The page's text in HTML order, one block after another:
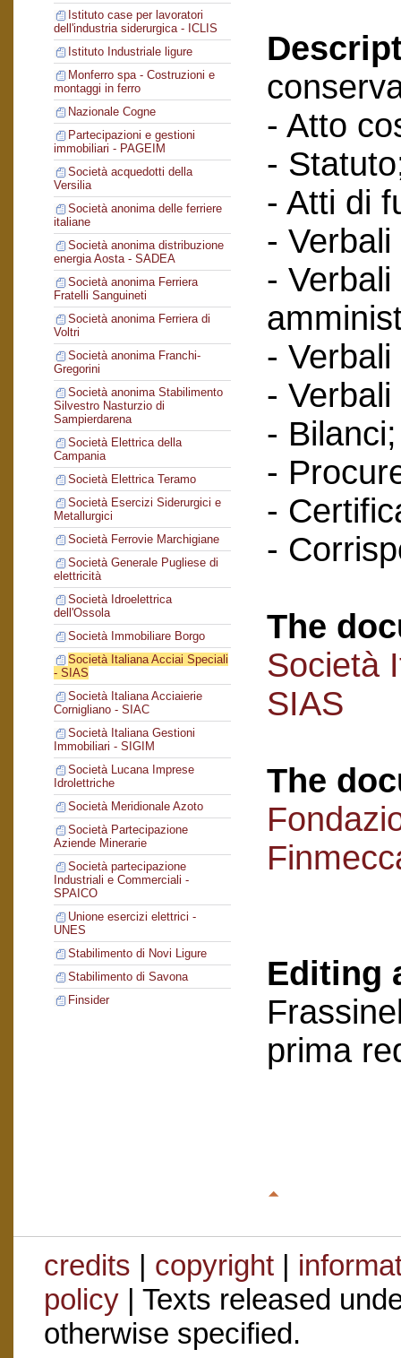
Istituto case per lavoratori
dell'industria siderurgica - ICLIS
Istituto Industriale ligure
Monferro spa - Costruzioni e
montaggi in ferro
Nazionale Cogne
Partecipazioni e gestioni
immobiliari - PAGEIM
Società acquedotti della
Versilia
Società anonima delle ferriere
italiane
Società anonima distribuzione
energia Aosta - SADEA
Società anonima Ferriera
Fratelli Sanguineti
Società anonima Ferriera di
Voltri
Società anonima Franchi-
Gregorini
Società anonima Stabilimento
Silvestro Nasturzio di
Sampierdarena
Società Elettrica della
Campania
Società Elettrica Teramo
Società Esercizi Siderurgici e
Metallurgici
Società Ferrovie Marchigiane
Società Generale Pugliese di
elettricità
Società Idroelettrica
dell'Ossola
Società Immobiliare Borgo
Società Italiana Acciai Speciali
- SIAS
Società Italiana Acciaierie
Cornigliano - SIAC
Società Italiana Gestioni
Immobiliari - SIGIM
Società Lucana Imprese
Idrolettriche
Società Meridionale Azoto
Società Partecipazione
Aziende Minerarie
Società partecipazione
Industriali e Commerciali -
SPAICO
Unione esercizi elettrici -
UNES
Stabilimento di Novi Ligure
Stabilimento di Savona
Finsider
- Atto
-
- Atti di
- Verbali
-
-
-
- Bilanci;
-
-
-
The
Società
SIAS
The
Editing
prima
credits | copyright|
policy| Texts released
otherwise specified.